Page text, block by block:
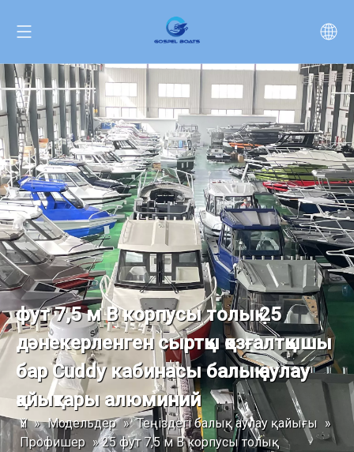
25 фут 7,5 м В корпусы толық
дәнекерленген сыртқы қозғалтқышы
бар Cuddy кабинасы балық аулау
қайықтары алюминий
Үй » Модельдер » Теңіздегі балық аулау қайығы »
Профишер »25 фут 7,5 м В корпусы толық